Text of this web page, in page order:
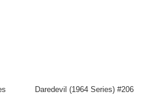
Daredevil (1964 Series) #206